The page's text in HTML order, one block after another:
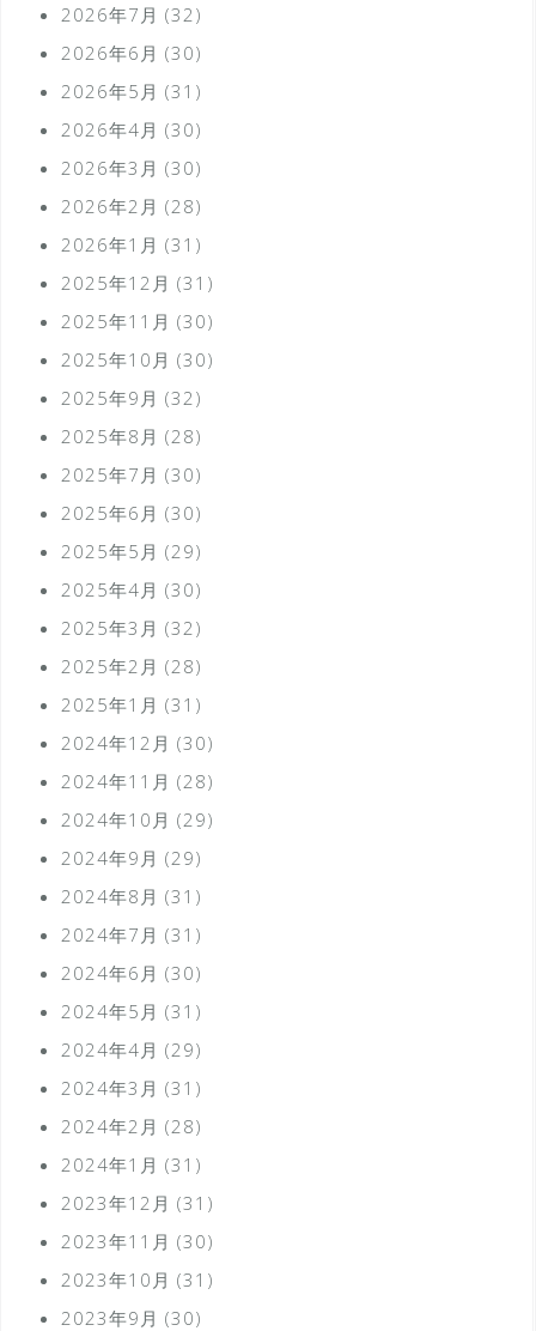
2026年7月 (32)
2026年6月 (30)
2026年5月 (31)
2026年4月 (30)
2026年3月 (30)
2026年2月 (28)
2026年1月 (31)
2025年12月 (31)
2025年11月 (30)
2025年10月 (30)
2025年9月 (32)
2025年8月 (28)
2025年7月 (30)
2025年6月 (30)
2025年5月 (29)
2025年4月 (30)
2025年3月 (32)
2025年2月 (28)
2025年1月 (31)
2024年12月 (30)
2024年11月 (28)
2024年10月 (29)
2024年9月 (29)
2024年8月 (31)
2024年7月 (31)
2024年6月 (30)
2024年5月 (31)
2024年4月 (29)
2024年3月 (31)
2024年2月 (28)
2024年1月 (31)
2023年12月 (31)
2023年11月 (30)
2023年10月 (31)
2023年9月 (30)